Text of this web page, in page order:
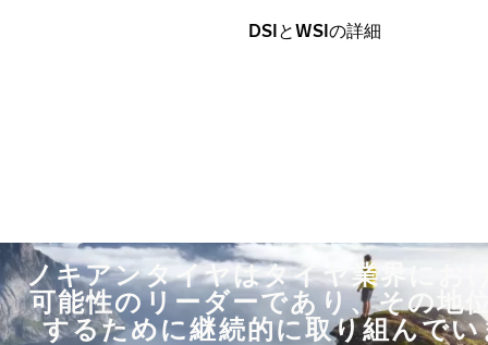
DSIとWSIの詳細
ノキアンタイヤはタイヤ業界にお
可能性のリーダーであり、その地
するために継続的に取り組んでい